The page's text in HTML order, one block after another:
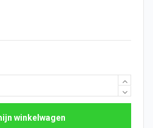
winkelwagen